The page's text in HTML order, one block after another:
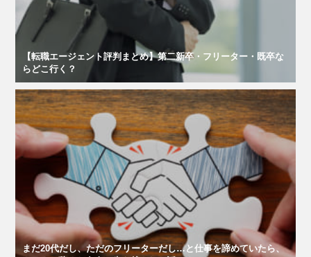
【転職エージェント評判まとめ】第二新卒・フリーター・既卒な
らどこ行く？
まだ20代だし、ただのフリーターだし…と仕事を諦めていたら、